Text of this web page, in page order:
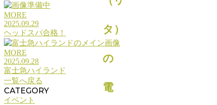
MORE
2025.09.29
ヘッドスパ合格！
MORE
2025.09.28
富士急ハイランド
一覧へ戻る
CATEGORY
イベント